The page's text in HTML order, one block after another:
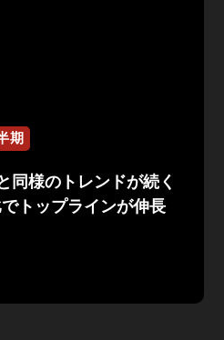
期
同様のトレンドが続く
トップラインが伸長